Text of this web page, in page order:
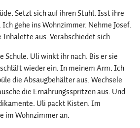
Setzt sich auf ihren Stuhl. Isst ihre
gehe ins Wohnzimmer. Nehme Josef.
Inhalette aus. Verabschiedet sich.
Schule. Uli winkt ihr nach. Bis er sie
wieder ein. In meinem Arm. Ich
die Absaugbehälter aus. Wechsele
die Ernährungsspritzen aus. Und
Uli packt Kisten. Im
im Wohnzimmer an.